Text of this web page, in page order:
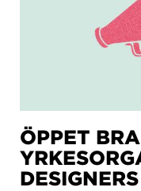
ÖPPET
DESIGNERS